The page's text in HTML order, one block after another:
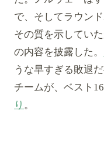
で、そしてラウン
その質を示してい
の内容を披露した。
うな早すぎる敗退
チームが、ベスト16
り 。